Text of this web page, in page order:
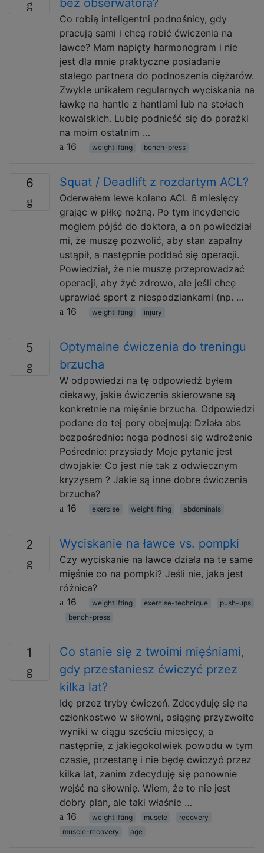
bez obserwatora?
Co robią inteligentni podnośnicy, gdy
pracują sami i chcą robić ćwiczenia na
ławce? Mam napięty harmonogram i nie
jest dla mnie praktyczne posiadanie
stałego partnera do podnoszenia ciężarów.
Zwykle unikałem regularnych wyciskania na
ławkę na hantle z hantlami lub na stołach
kowalskich. Lubię podnieść się do porażki
na moim ostatnim …
16
weightlifting bench-press
6 Squat / Deadlift z rozdartym ACL?
Oderwałem lewe kolano ACL 6 miesięcy
grając w piłkę nożną. Po tym incydencie
mogłem pójść do doktora, a on powiedział
mi, że muszę pozwolić, aby stan zapalny
ustąpił, a następnie poddać się operacji.
Powiedział, że nie muszę przeprowadzać
operacji, aby żyć zdrowo, ale jeśli chcę
uprawiać sport z niespodziankami (np. …
16
weightlifting injury
5
Optymalne ćwiczenia do treningu
brzucha
W odpowiedzi na tę odpowiedź byłem
ciekawy, jakie ćwiczenia skierowane są
konkretnie na mięśnie brzucha. Odpowiedzi
podane do tej pory obejmują: Działa abs
bezpośrednio: noga podnosi się wdrożenie
Pośrednio: przysiady Moje pytanie jest
dwojakie: Co jest nie tak z odwiecznym
kryzysem ? Jakie są inne dobre ćwiczenia
brzucha?
16
exercise weightlifting abdominals
2 Wyciskanie na ławce vs. pompki
Czy wyciskanie na ławce działa na te same
mięśnie co na pompki? Jeśli nie, jaka jest
różnica?
16
weightlifting exercise-technique
push-ups
bench-press
1
Co stanie się z twoimi mięśniami,
gdy przestaniesz ćwiczyć przez
kilka lat?
Idę przez tryby ćwiczeń. Zdecyduję się na
członkostwo w siłowni, osiągnę przyzwoite
wyniki w ciągu sześciu miesięcy, a
następnie, z jakiegokolwiek powodu w tym
czasie, przestanę i nie będę ćwiczyć przez
kilka lat, zanim zdecyduję się ponownie
wejść na siłownię. Wiem, że to nie jest
dobry plan, ale taki właśnie …
16
weightlifting muscle
recovery
muscle-recovery
age